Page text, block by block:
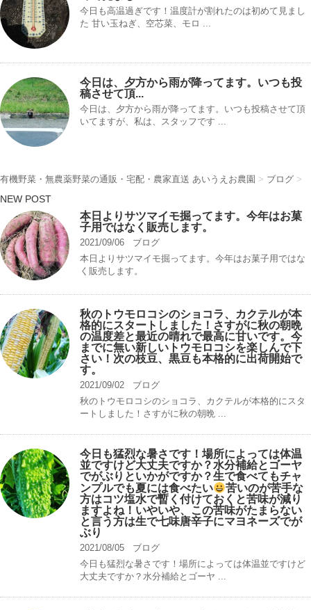
今日も高温過ぎです！温度計が割れたのは初めて見まし
た︎ 甘い玉ねぎ、空芯菜、モロ ...
今日は、夕方から雨が降ってます。いつも投
稿させて頂...
今日は、夕方から雨が降ってます。いつも投稿させて頂
いてますが、私は、スタッフです ...
有機野菜・無農薬野菜の通販・宅配・農家直送 あいうえお農園 > ブログ >
NEW POST
本日よりサツマイモ掘ってます。今年はお菓
子用ではなく販売します。
2021/09/06
ブログ
本日よりサツマイモ掘ってます。今年はお菓子用ではな
く販売します。
秋のトウモロコシのショコラ、カクテルが本
格的にスタートしました！さすがに秋の朝晩
の温度差と最近の晴れで最高に甘いです。今
までに無い新しいトウモロコシを楽しんで下
さい！次の枝豆、黒豆も本格的に出荷開始で
す。
2021/09/02
ブログ
秋のトウモロコシのショコラ、カクテルが本格的にスタ
ートしました！さすがに秋の朝晩 ...
今日も猛烈な暑さです！場所によっては体温
並ですけど大丈夫ですか？水分補給とゴーヤ
でがぶりといかがですか？生で食べてもチャ
ンプルでも夏には食べたい
苦いのが苦手な
方はコツ塩水で暫く付けておくと苦味が減り
ますよね！いやいや、この苦味がたまらない
と言う方は生で七味唐辛子にマヨネーズでが
ぶり
2021/08/05
ブログ
今日も猛烈な暑さです！場所によっては体温並ですけど
大丈夫ですか？水分補給とゴーヤ ...